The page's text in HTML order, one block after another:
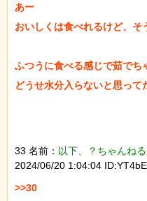
あー
おいしくは食べれるけど、そ
ふつうに食べる感じで茹でち
どうせ水分入らないと思って
33 名前： 以下、？ちゃんね
2024/06/20 1:04:04
>>30